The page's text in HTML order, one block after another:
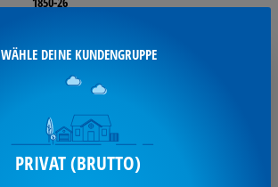
20,99 €*
je Pack / inkl. MwSt
(Preis pro 1 ST 0,10 € )
WÄHLE DEINE KUNDENGRUPPE
PRIVAT (BRUTTO)